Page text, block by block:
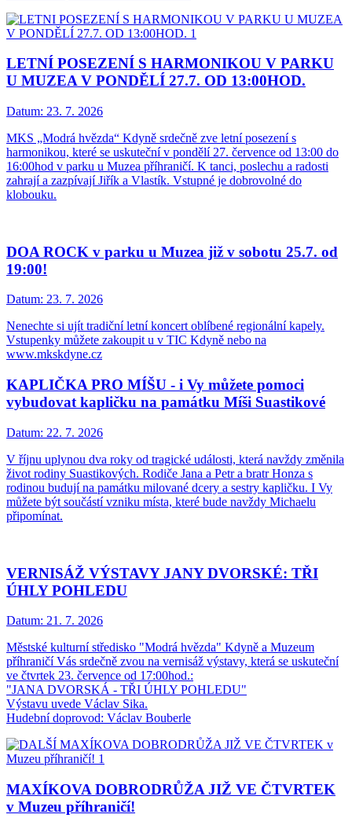
LETNÍ POSEZENÍ S HARMONIKOU V PARKU
U MUZEA V PONDĚLÍ 27.7. OD 13:00HOD.
Datum: 23. 7. 2026
MKS „Modrá hvězda“ Kdyně srdečně zve letní posezení s
harmonikou, které se uskuteční v pondělí 27. července od 13:00 do
16:00hod v parku u Muzea příhraničí. K tanci, poslechu a radosti
zahrají a zazpívají Jiřík a Vlastík. Vstupné je dobrovolné do
klobouku.
DOA ROCK v parku u Muzea již v sobotu 25.7. od
19:00!
Datum: 23. 7. 2026
Nenechte si ujít tradiční letní koncert oblíbené regionální kapely.
Vstupenky můžete zakoupit u v TIC Kdyně nebo na
www.mkskdyne.cz
KAPLIČKA PRO MÍŠU - i Vy můžete pomoci
vybudovat kapličku na památku Míši Suastikové
Datum: 22. 7. 2026
V říjnu uplynou dva roky od tragické události, která navždy změnila
život rodiny Suastikových. Rodiče Jana a Petr a bratr Honza s
rodinou budují na památku milované dcery a sestry kapličku. I Vy
můžete být součástí vzniku místa, které bude navždy Michaelu
připomínat.
VERNISÁŽ VÝSTAVY JANY DVORSKÉ: TŘI
ÚHLY POHLEDU
Datum: 21. 7. 2026
Městské kulturní středisko "Modrá hvězda" Kdyně a Muzeum
příhraničí Vás srdečně zvou na vernisáž výstavy, která se uskuteční
ve čtvrtek 23. července od 17:00hod.:
"JANA DVORSKÁ - TŘI ÚHLY POHLEDU"
Výstavu uvede Václav Sika.
Hudební doprovod: Václav Bouberle
MAXÍKOVA DOBRODRŮŽA JIŽ VE ČTVRTEK
v Muzeu příhraničí!